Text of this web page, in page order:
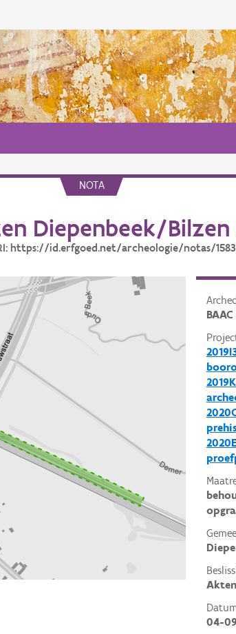
NOTA
Diepenbeek/Bilzen
https://id.erfgoed.net/archeologie/notas/
04-